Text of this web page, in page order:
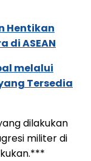
Hentikan
di ASEAN
melalui
Tersedia
dilakukan
militer di